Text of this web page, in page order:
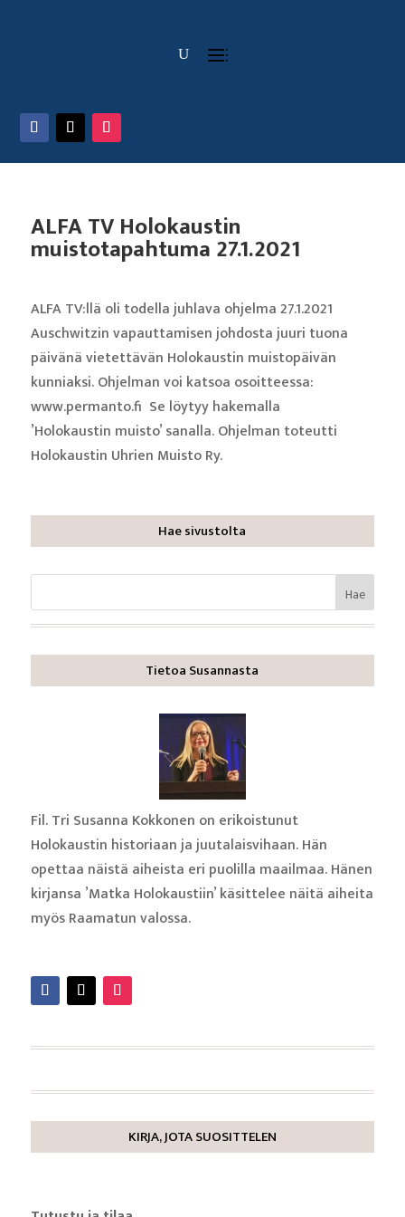
ALFA TV Holokaustin
muistotapahtuma 27.1.2021
ALFA TV:llä oli todella juhlava ohjelma 27.1.2021
Auschwitzin vapauttamisen johdosta juuri tuona
päivänä vietettävän Holokaustin muistopäivän
kunniaksi. Ohjelman voi katsoa osoitteessa:
www.permanto.fi Se löytyy hakemalla
’Holokaustin muisto’ sanalla. Ohjelman toteutti
Holokaustin Uhrien Muisto Ry.
Hae sivustolta
Tietoa Susannasta
Fil. Tri Susanna Kokkonen on erikoistunut
Holokaustin historiaan ja juutalaisvihaan. Hän
opettaa näistä aiheista eri puolilla maailmaa. Hänen
kirjansa ’Matka Holokaustiin’ käsittelee näitä aiheita
myös Raamatun valossa.
KIRJA, JOTA SUOSITTELEN